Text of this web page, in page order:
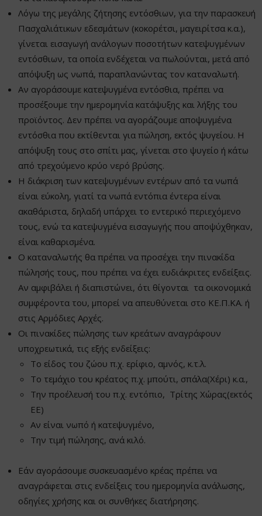
Λόγω της μεγάλης ζήτησης εντόσθιων, για την παρασκευή
Πασχαλιάτικων εδεσμάτων (κοκορέτσι, μαγειρίτσα κ.α.),
γίνεται εισαγωγή ανάλογων ποσοτήτων κατεψυγμένων
εντόσθιων, τα οποία ενδέχεται να πωλούνται, μετά από
απόψυξη ως νωπά, παραπλανώντας τον καταναλωτή.
Αν αγοράσουμε κατεψυγμένα εντόσθια, πρέπει να
προσέξουμε την ημερομηνία κατάψυξης και λήξης του
προϊόντος. Δεν πρέπει να αγοράζουμε αποψυγμένα
εντόσθια που εκτίθενται για πώληση, εκτός ψυγείου. Η
απόψυξη τους στο σπίτι μας, γίνεται στο ψυγείο ή κάτω
από τρεχούμενο κρύο νερό βρύσης.
Η διάκριση των κατεψυγμένων εντέρων από τα νωπά
είναι εύκολη, γιατί τα νωπά εντόπια έντερα είναι
ακαθάριστα, δηλαδή υπάρχει το εντερικό περιεχόμενο
τους, ενώ τα κατεψυγμένα εισαγωγής που αποψύχθηκαν,
είναι καθαρισμένα.
Ο καταναλωτής θα πρέπει να προσέχει την πινακίδα
πώλησής τους, που πρέπει να έχει ευδιάκριτες ενδείξεις.
Αν αμφιβάλει ή διαπιστώνει, ότι θίγονται τα οικονομικά
συμφέροντα του, μπορεί να απευθύνεται στο ΚΕ.Π.ΚΑ. ή
στις Αρμόδιες Αρχές.
Οι πινακίδες πώλησης των κρεάτων αναγράφουν
υποχρεωτικά, τις εξής ενδείξεις:
Το είδος του ζώου π.χ. ερίφιο, αμνός, κ.τ.λ.
Το τεμάχιο του κρέατος π.χ. μπούτι, σπάλα(Χέρι) κ.α.,
Την προέλευσή του π.χ. εντόπιο, Τρίτης Χώρας(εκτός
ΕΕ)
Αν είναι νωπό ή κατεψυγμένο,
Την τιμή πώλησης, ανά κιλό.
Εάν αγοράσουμε συσκευασμένο κρέας πρέπει να
αναγράφεται στις ενδείξεις του ημερομηνία ανάλωσης,
οδηγίες χρήσης και οι συνθήκες διατήρησης.